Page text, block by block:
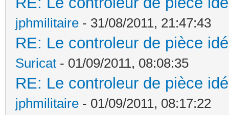
jphmilitaire - 31/08/2011, 21:47:43
RE: Le controleur de pièce
Suricat - 01/09/2011, 08:08:35
RE: Le controleur de pièce
jphmilitaire - 01/09/2011, 08:17:22